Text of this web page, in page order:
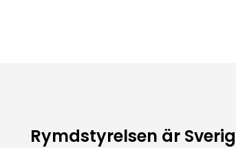
Rymdstyrelsen är